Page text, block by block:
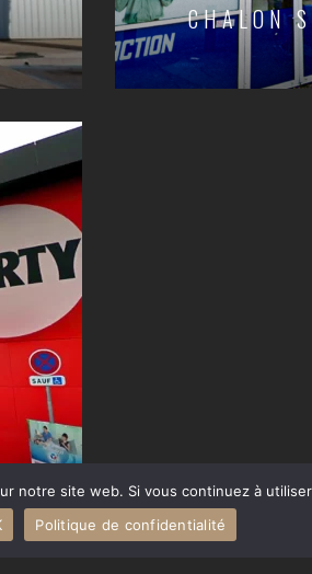
CHALON
notre site web. Si vous continuez à
Politique de confidentialité